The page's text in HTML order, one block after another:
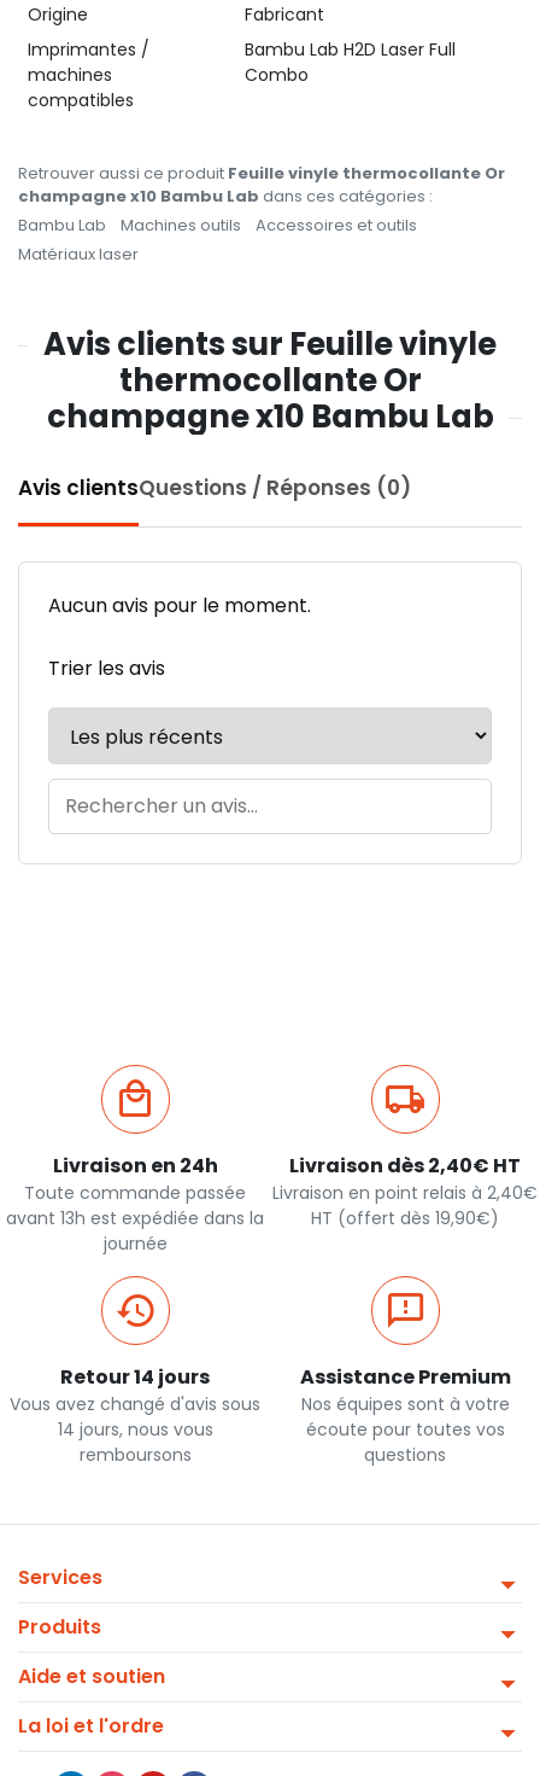
Origine
Fabricant
Imprimantes /
machines
compatibles
Bambu Lab H2D Laser Full
Combo
Retrouver aussi ce produit Feuille vinyle thermocollante Or
champagne x10 Bambu Lab dans ces catégories :
Bambu Lab
Machines outils
Accessoires et outils
Matériaux laser
Avis clients sur Feuille vinyle
thermocollante Or
champagne x10 Bambu Lab
Avis clientsQuestions / Réponses (0)
Aucun avis pour le moment.
Trier les avis
Livraison en 24h
Toute commande passée
avant 13h est expédiée dans la
journée
Livraison dès 2,40€ HT
Livraison en point relais à 2,40€
HT (offert dès 19,90€)
Retour 14 jours
Vous avez changé d'avis sous
14 jours, nous vous
remboursons
Assistance Premium
Nos équipes sont à votre
écoute pour toutes vos
questions
Services
Produits
Aide et soutien
La loi et l'ordre